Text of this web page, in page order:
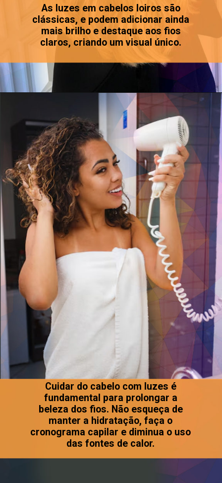
As luzes em cabelos loiros são
clássicas, e podem adicionar ainda
mais brilho e destaque aos fios
claros, criando um visual único.
Cuidar do cabelo com luzes é
fundamental para prolongar a
beleza dos fios. Não esqueça de
manter a hidratação, faça o
cronograma capilar e diminua o uso
das fontes de calor.